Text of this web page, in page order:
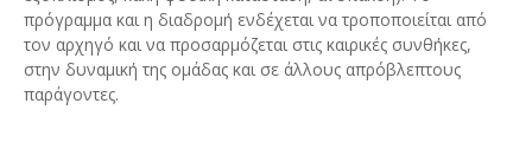
πρόγραμμα και η διαδρομή ενδέχεται να τροποποιείται από
τον αρχηγό και να προσαρμόζεται στις καιρικές συνθήκες,
στην δυναμική της ομάδας και σε άλλους απρόβλεπτους
παράγοντες.